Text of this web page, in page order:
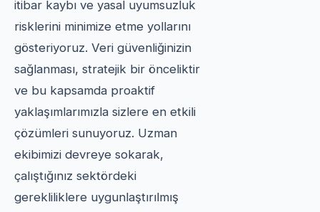
itibar kaybı ve yasal uyumsuzluk
risklerini minimize etme yollarını
gösteriyoruz. Veri güvenliğinizin
sağlanması, stratejik bir önceliktir
ve bu kapsamda proaktif
yaklaşımlarımızla sizlere en etkili
çözümleri sunuyoruz. Uzman
ekibimizi devreye sokarak,
çalıştığınız sektördeki
gerekliliklere uygunlaştırılmış